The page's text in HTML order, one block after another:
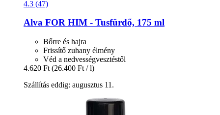
4.3 (47)
Alva FOR HIM -​ Tusfürdő, 175 ml
Bőrre és hajra
Frissítő zuhany élmény
Véd a nedvességvesztéstől
4.620 Ft (26.400 Ft / l)
Szállítás eddig: augusztus 11.